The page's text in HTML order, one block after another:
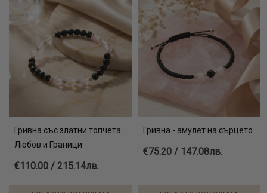
Гривна със златни топчета
Любов и Граници
€110.00 / 215.14лв.
Гривна - амулет на сърцето
€75.20 / 147.08лв.